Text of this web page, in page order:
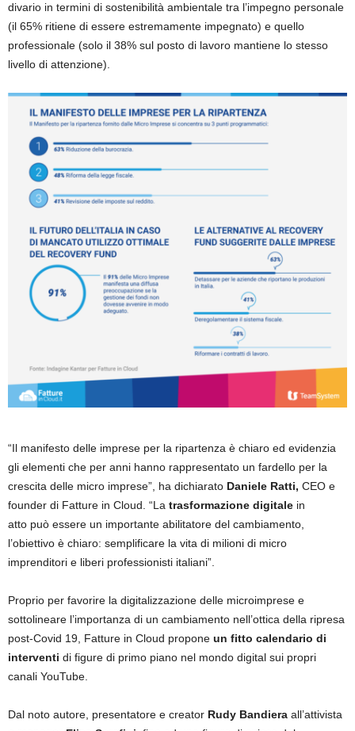
divario in termini di sostenibilità ambientale tra l’impegno personale
(il 65% ritiene di essere estremamente impegnato) e quello
professionale (solo il 38% sul posto di lavoro mantiene lo stesso
livello di attenzione).
“Il manifesto delle imprese per la ripartenza è chiaro ed evidenzia
gli elementi che per anni hanno rappresentato un fardello per la
crescita delle micro imprese”, ha dichiarato Daniele Ratti, CEO e
founder di Fatture in Cloud. “La trasformazione digitale in
atto può essere un importante abilitatore del cambiamento,
l’obiettivo è chiaro: semplificare la vita di milioni di micro
imprenditori e liberi professionisti italiani”.
Proprio per favorire la digitalizzazione delle microimprese e
sottolineare l’importanza di un cambiamento nell’ottica della ripresa
post-Covid 19, Fatture in Cloud propone un fitto calendario di
interventi di figure di primo piano nel mondo digital sui propri
canali YouTube.
Dal noto autore, presentatore e creator Rudy Bandiera all’attivista